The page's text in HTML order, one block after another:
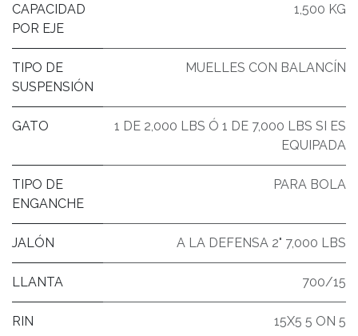
CAPACIDAD
POR EJE
1,500 KG
TIPO DE
SUSPENSIÓN
MUELLES CON BALANCÍN
GATO
1 DE 2,000 LBS Ó 1 DE 7,000 LBS SI ES
EQUIPADA
TIPO DE
ENGANCHE
PARA BOLA
JALÓN A LA DEFENSA 2" 7,000 LBS
LLANTA 700/15
RIN 15X5 5 ON 5